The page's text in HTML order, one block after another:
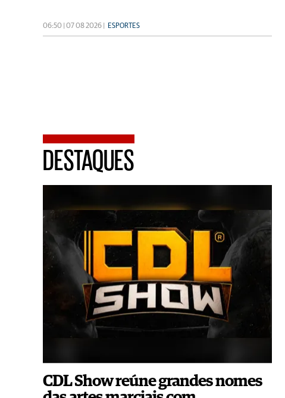
06:50 | 07 08 2026 | ESPORTES
DESTAQUES
CDL Show reúne grandes nomes